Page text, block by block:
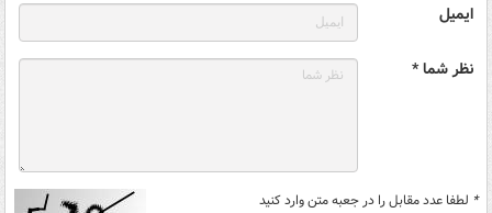
ایمیل
نظر شما *
* لطفا عدد مقابل را در جعبه متن وارد کنید